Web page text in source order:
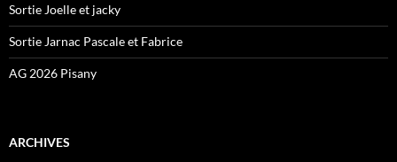
Sortie Joelle et jacky
Sortie Jarnac Pascale et Fabrice
AG 2026 Pisany
ARCHIVES